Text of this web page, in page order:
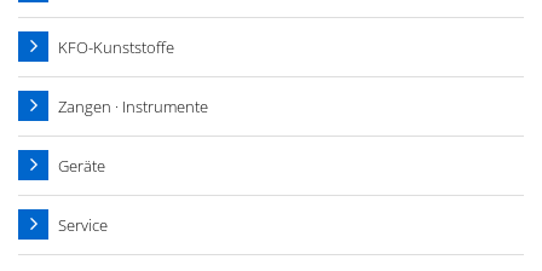
KFO-Kunststoffe
Zangen · Instrumente
Geräte
Service